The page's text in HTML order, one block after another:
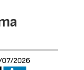
2026